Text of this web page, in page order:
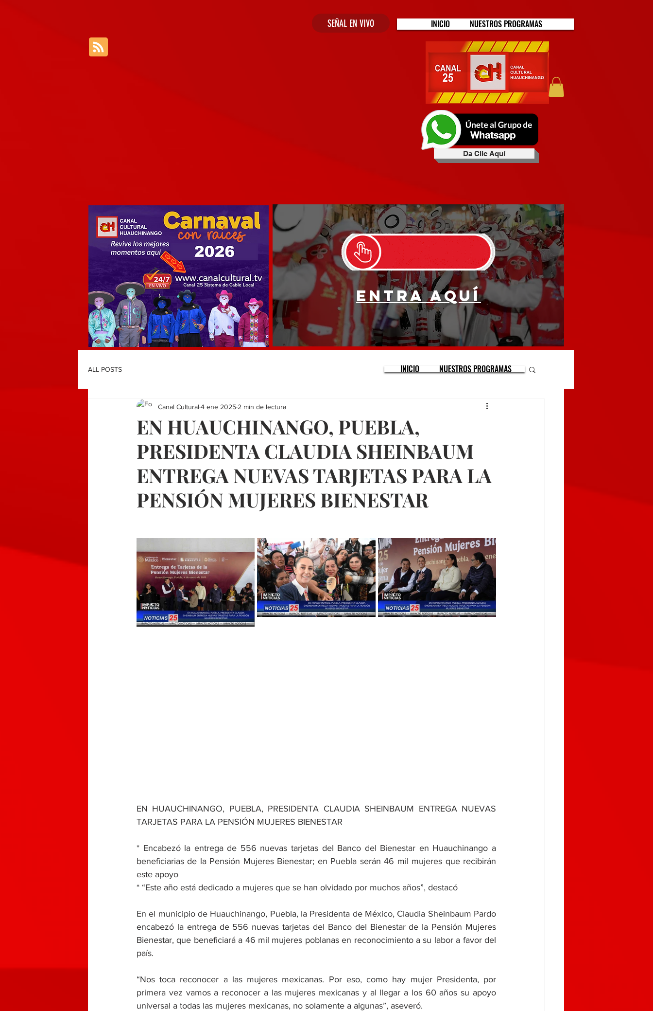
SEÑAL EN VIVO INICIO NUESTROS PROGRAMAS
Da Clic Aquí
Entra aquí
ALL POSTS
EN HUAUCHINANGO, PUEBLA,
PRESIDENTA CLAUDIA SHEINBAUM
ENTREGA NUEVAS TARJETAS PARA LA
PENSIÓN MUJERES BIENESTAR
Canal Cultural 4 ene 2025 2 min de lectura
EN HUAUCHINANGO, PUEBLA, PRESIDENTA CLAUDIA SHEINBAUM ENTREGA NUEVAS
TARJETAS PARA LA PENSIÓN MUJERES BIENESTAR
* Encabezó la entrega de 556 nuevas tarjetas del Banco del Bienestar en Huauchinango a
beneficiarias de la Pensión Mujeres Bienestar; en Puebla serán 46 mil mujeres que recibirán
este apoyo
* “Este año está dedicado a mujeres que se han olvidado por muchos años”, destacó
En el municipio de Huauchinango, Puebla, la Presidenta de México, Claudia Sheinbaum Pardo
encabezó la entrega de 556 nuevas tarjetas del Banco del Bienestar de la Pensión Mujeres
Bienestar, que beneficiará a 46 mil mujeres poblanas en reconocimiento a su labor a favor del
país.
“Nos toca reconocer a las mujeres mexicanas. Por eso, como hay mujer Presidenta, por
primera vez vamos a reconocer a las mujeres mexicanas y al llegar a los 60 años su apoyo
universal a todas las mujeres mexicanas, no solamente a algunas”, aseveró.
INICIO NUESTROS PROGRAMAS